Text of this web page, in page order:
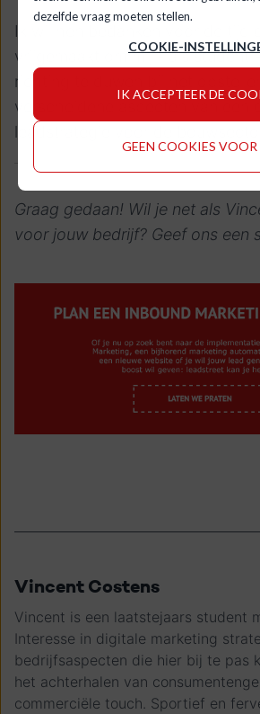
dezelfde vraag moeten stellen.
COOKIE-
IK ACCEPTEER DE
GEEN COOKIES VOOR
Ik wil hen bedanken voor de tijd
vrijgemaakt om mij - als student -
richting te duwen bij het
verscheidene aspecten van een
leadstrategie voor de bouwsector.
Graag gedaan! Wil je net als
voor jouw bedrijf? Geef ons een
Vincent Costens
Vincent is een laatstejaars student
Interesse in digitale marketing
bedrijfsaspecten die hier bij te pas
het achterhalen van
commerciële touch. Sportief en